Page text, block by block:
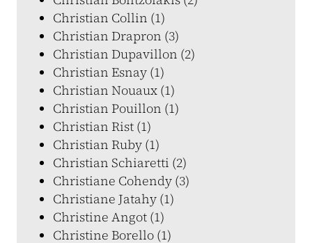
Christian Collin (1)
Christian Drapron (3)
Christian Dupavillon (2)
Christian Esnay (1)
Christian Nouaux (1)
Christian Pouillon (1)
Christian Rist (1)
Christian Ruby (1)
Christian Schiaretti (2)
Christiane Cohendy (3)
Christiane Jatahy (1)
Christine Angot (1)
Christine Borello (1)